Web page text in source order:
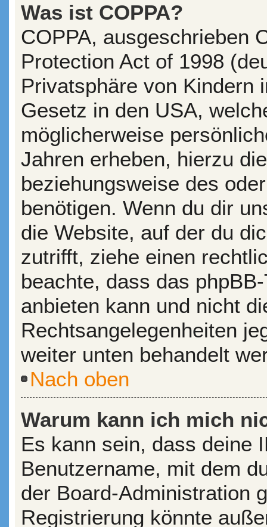
Was ist COPPA?
COPPA, ausgeschrieben
Protection Act of 1998
Privatsphäre von Kindern
Gesetz in den USA,
möglicherweise
Jahren erheben, hierzu
beziehungsweise des
benötigen. Wenn du dir
die Website, auf der du
zutrifft, ziehe einen
beachte, dass das
anbieten kann und nicht
Rechtsangelegenheiten
weiter unten behandelt
Nach oben
Warum kann ich mich
Es kann sein, dass deine
Benutzername, mit dem
der Board-Administration
Registrierung könnte